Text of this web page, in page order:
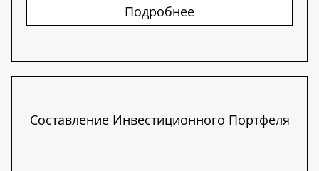
Подробнее
Составление Инвестиционного Портфеля